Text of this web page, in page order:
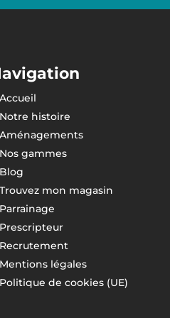
Accueil
Notre histoire
Aménagements
Nos gammes
Blog
Trouvez mon magasin
Parrainage
Prescripteur
Recrutement
Mentions légales
Politique de cookies (UE)